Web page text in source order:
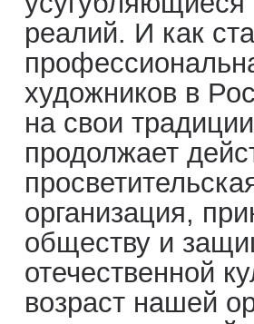
реалий. И как
художников в
на свои
продолжает
организация,
обществу и
отечественной
возраст нашей